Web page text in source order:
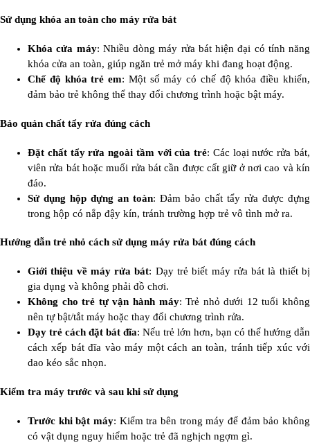
Sử dụng khóa an toàn cho máy rửa bát
Khóa cửa máy: Nhiều dòng máy rửa bát hiện đại có tính năng
khóa cửa an toàn, giúp ngăn trẻ mở máy khi đang hoạt động.
Chế độ khóa trẻ em: Một số máy có chế độ khóa điều khiển,
đảm bảo trẻ không thể thay đổi chương trình hoặc bật máy.
Bảo quản chất tẩy rửa đúng cách
Đặt chất tẩy rửa ngoài tầm với của trẻ: Các loại nước rửa bát,
viên rửa bát hoặc muối rửa bát cần được cất giữ ở nơi cao và kín
đáo.
Sử dụng hộp đựng an toàn: Đảm bảo chất tẩy rửa được đựng
trong hộp có nắp đậy kín, tránh trường hợp trẻ vô tình mở ra.
Hướng dẫn trẻ nhỏ cách sử dụng máy rửa bát đúng cách
Giới thiệu về máy rửa bát: Dạy trẻ biết máy rửa bát là thiết bị
gia dụng và không phải đồ chơi.
Không cho trẻ tự vận hành máy: Trẻ nhỏ dưới 12 tuổi không
nên tự bật/tắt máy hoặc thay đổi chương trình rửa.
Dạy trẻ cách đặt bát đĩa: Nếu trẻ lớn hơn, bạn có thể hướng dẫn
cách xếp bát đĩa vào máy một cách an toàn, tránh tiếp xúc với
dao kéo sắc nhọn.
Kiểm tra máy trước và sau khi sử dụng
Trước khi bật máy: Kiểm tra bên trong máy để đảm bảo không
có vật dụng nguy hiểm hoặc trẻ đã nghịch ngợm gì.